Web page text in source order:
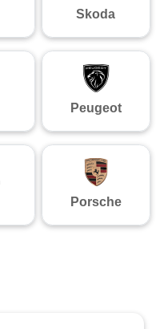
Skoda
Peugeot
Porsche